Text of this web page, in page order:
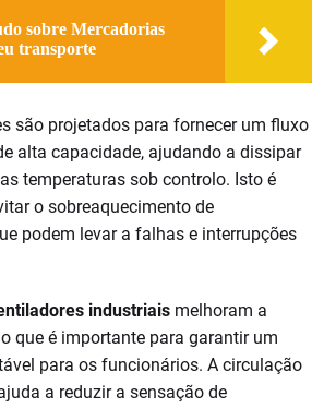
sobre Mercadorias
transporte
são projetados para fornecer um fluxo
alta capacidade, ajudando a dissipar
temperaturas sob controlo. Isto é
o sobreaquecimento de
podem levar a falhas e interrupções
industriais melhoram a
que é importante para garantir um
para os funcionários. A circulação
a reduzir a sensação de